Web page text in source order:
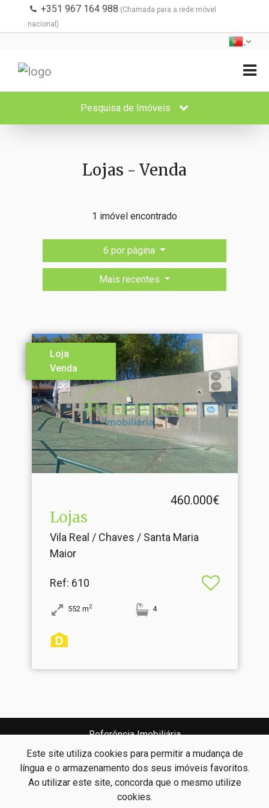
Este site utiliza cookies para permitir a mudança de
língua e o armazenamento dos seus imóveis favoritos.
Ao utilizar este site, concorda que o mesmo utilize
cookies.
+351 967 164 988 (Chamada para a rede móvel
nacional)
Pesquisa de Imóveis
Lojas - Venda
1 imóvel encontrado
6 por página
Mais recentes
Loja
Venda
460.000€
Lojas
Vila Real / Chaves / Santa Maria
Maior
Ref: 610
552 m2 4
Referência Imobiliária
Ricardo José Ramos DizAMI: 17847
Centros de Resolução de Litígios
Política de Privacidade
Livro de Reclamações